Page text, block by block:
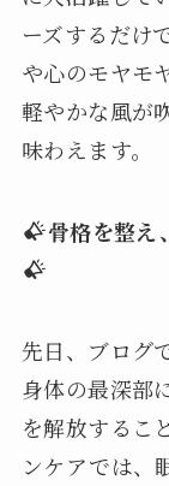
ーズするだけ
や心のモヤモ
軽やかな風が
味わえます。
骨格を整え
先日、ブログ
身体の最深部
を解放するこ
ンケアでは、